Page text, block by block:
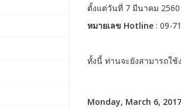
ตั้งแต่วันที่ 7 มีนาคม
หมายเลข Hotline: 09-
ทั้งนี้ ท่านจะยังสามารถใ
Monday, March 6, 2017